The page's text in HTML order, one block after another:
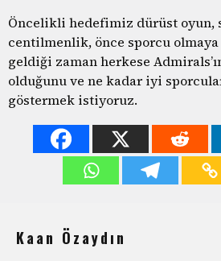
Öncelikli hedefimiz dürüst oyun,
centilmenlik, önce sporcu olmaya
geldiği zaman herkese
olduğunu ve ne kadar iyi
göstermek istiyoruz.
Kaan Özaydın